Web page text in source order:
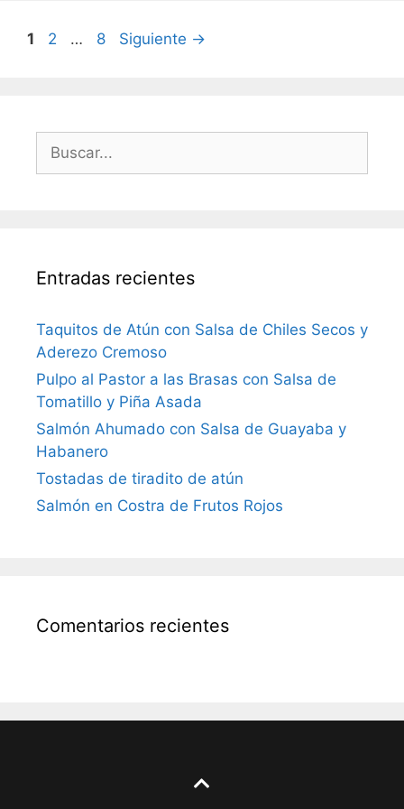
1 2 … 8 Siguiente →
Entradas recientes
Taquitos de Atún con Salsa de Chiles Secos y
Aderezo Cremoso
Pulpo al Pastor a las Brasas con Salsa de
Tomatillo y Piña Asada
Salmón Ahumado con Salsa de Guayaba y
Habanero
Tostadas de tiradito de atún
Salmón en Costra de Frutos Rojos
Comentarios recientes